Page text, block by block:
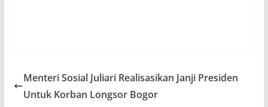
Menteri Sosial Juliari Realisasikan Janji Presiden
Untuk Korban Longsor Bogor